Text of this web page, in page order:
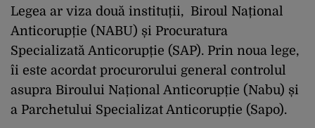
Legea ar viza două instituții, Biroul Național
Anticorupție (NABU) și Procuratura
Specializată Anticorupție (SAP). Prin noua lege,
îi este acordat procurorului general controlul
asupra Biroului Național Anticorupție (Nabu) și
a Parchetului Specializat Anticorupție (Sapo).